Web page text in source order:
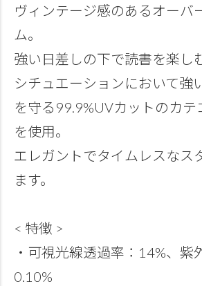
ヴィンテージ感のあるオーバ
ム。
強い日差しの下で読書を楽し
シチュエーションにおいて強
を守る99.9%UVカットのカ
を使用。
エレガントでタイムレスなス
ます。
< 特徴 >
・可視光線透過率：14%、紫
0.10%